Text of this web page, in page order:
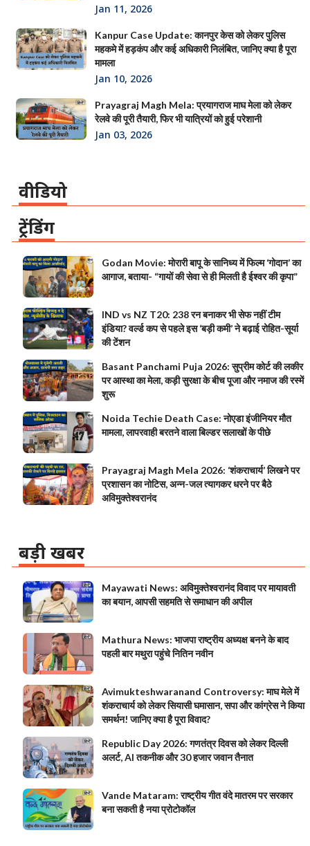
Jan 11, 2026
Kanpur Case Update: कानपुर केस को लेकर पुलिस
महकमे में हड़कंप और कई अधिकारी निलंबित, जानिए क्या है पूरा
मामला
Jan 10, 2026
Prayagraj Magh Mela: प्रयागराज माघ मेला को लेकर
रेलवे की पूरी तैयारी, फिर भी यात्रियों को हुई परेशानी
Jan 03, 2026
वीडियो
ट्रेंडिंग
Godan Movie: मोरारी बापू के सानिध्य में फिल्म ‘गोदान’ का
आगाज, बताया- “गायों की सेवा से ही मिलती है ईश्वर की कृपा”
IND vs NZ T20: 238 रन बनाकर भी सेफ नहीं टीम
इंडिया? वर्ल्ड कप से पहले इस ‘बड़ी कमी’ ने बढ़ाई रोहित-सूर्या
की टेंशन
Basant Panchami Puja 2026: सुप्रीम कोर्ट की लकीर
पर आस्था का मेला, कड़ी सुरक्षा के बीच पूजा और नमाज की रस्में
शुरू
Noida Techie Death Case: नोएडा इंजीनियर मौत
मामला, लापरवाही बरतने वाला बिल्डर सलाखों के पीछे
Prayagraj Magh Mela 2026: ‘शंकराचार्य’ लिखने पर
प्रशासन का नोटिस, अन्न-जल त्यागकर धरने पर बैठे
अविमुक्तेश्वरानंद
बड़ी खबर
Mayawati News: अविमुक्तेश्वरानंद विवाद पर मायावती
का बयान, आपसी सहमति से समाधान की अपील
Mathura News: भाजपा राष्ट्रीय अध्यक्ष बनने के बाद
पहली बार मथुरा पहुंचे नितिन नवीन
Avimukteshwaranand Controversy: माघ मेले में
शंकराचार्य को लेकर सियासी घमासान, सपा और कांग्रेस ने किया
समर्थन! जानिए क्या है पूरा विवाद?
Republic Day 2026: गणतंत्र दिवस को लेकर दिल्ली
अलर्ट, AI तकनीक और 30 हजार जवान तैनात
Vande Mataram: राष्ट्रीय गीत वंदे मातरम पर सरकार
बना सकती है नया प्रोटोकॉल